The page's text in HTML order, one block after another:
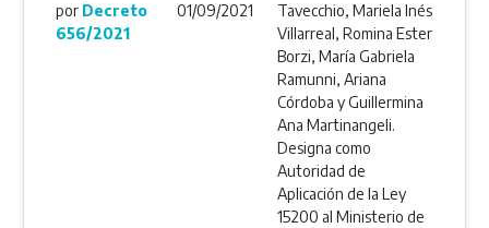
por Decreto
656/2021
01/09/2021
Tavecchio, Mariela Inés
Villarreal, Romina Ester
Borzi, María Gabriela
Ramunni, Ariana
Córdoba y Guillermina
Ana Martinangeli.
Designa como
Autoridad de
Aplicación de la Ley
15200 al Ministerio de